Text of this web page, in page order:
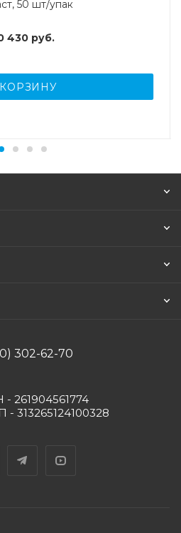
50 шт/упак
430 руб.
302-62-70
261904561774
313265124100328